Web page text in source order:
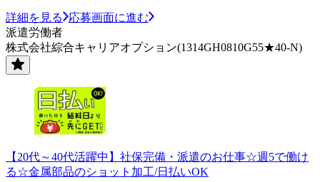
詳細を見る
応募画面に進む
派遣労働者
株式会社綜合キャリアオプション(1314GH0810G55★40-N)
【20代～40代活躍中】社保完備・派遣のお仕事☆週5で働け
る☆金属部品のショット加工/日払いOK